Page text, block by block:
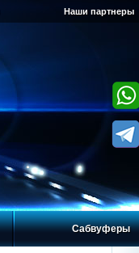
Наши партнеры
Сабвуферы